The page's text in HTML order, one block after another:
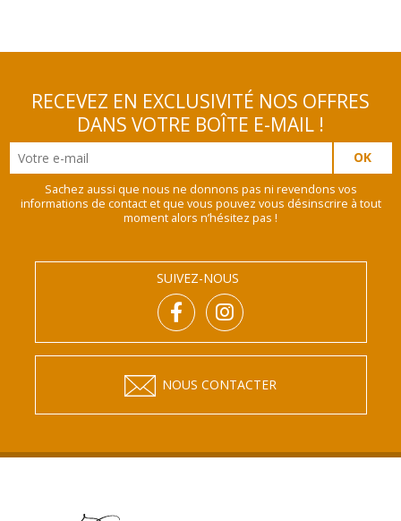
RECEVEZ EN EXCLUSIVITÉ NOS OFFRES
DANS VOTRE BOÎTE E-MAIL !
Sachez aussi que nous ne donnons pas ni revendons vos
informations de contact et que vous pouvez vous désinscrire à tout
moment alors n’hésitez pas !
SUIVEZ-NOUS
NOUS CONTACTER